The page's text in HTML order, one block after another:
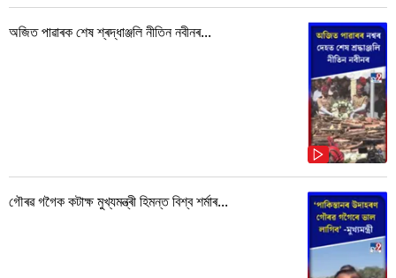
অজিত পাৱাৰক শেষ শ্ৰদ্ধাঞ্জলি নীতিন নবীনৰ...
গৌৰৱ গগৈক কটাক্ষ মুখ্যমন্ত্ৰী হিমন্ত বিশ্ব শৰ্মাৰ...